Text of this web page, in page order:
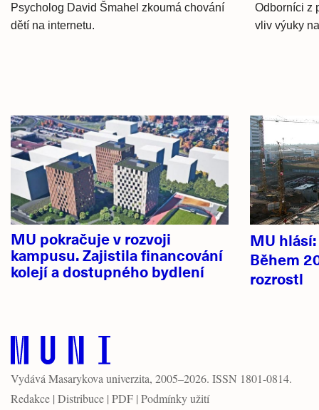
Psycholog David Šmahel zkoumá chování
dětí na internetu.
Odborníci z
vliv výuky
Hlavní
novinky
MU pokračuje v rozvoji
kampusu. Zajistila financování
kolejí a dostupného bydlení
MU
Během
rozrostl
Vydává Masarykova univerzita, 2005–2026. ISSN 1801-0814.
Redakce | Distribuce | PDF | Podmínky užití